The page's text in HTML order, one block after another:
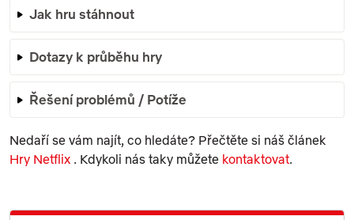
Jak hru stáhnout
Dotazy k průběhu hry
Řešení problémů / Potíže
Nedaří se vám najít, co hledáte? Přečtěte si náš článek
Hry Netflix . Kdykoli nás taky můžete kontaktovat.